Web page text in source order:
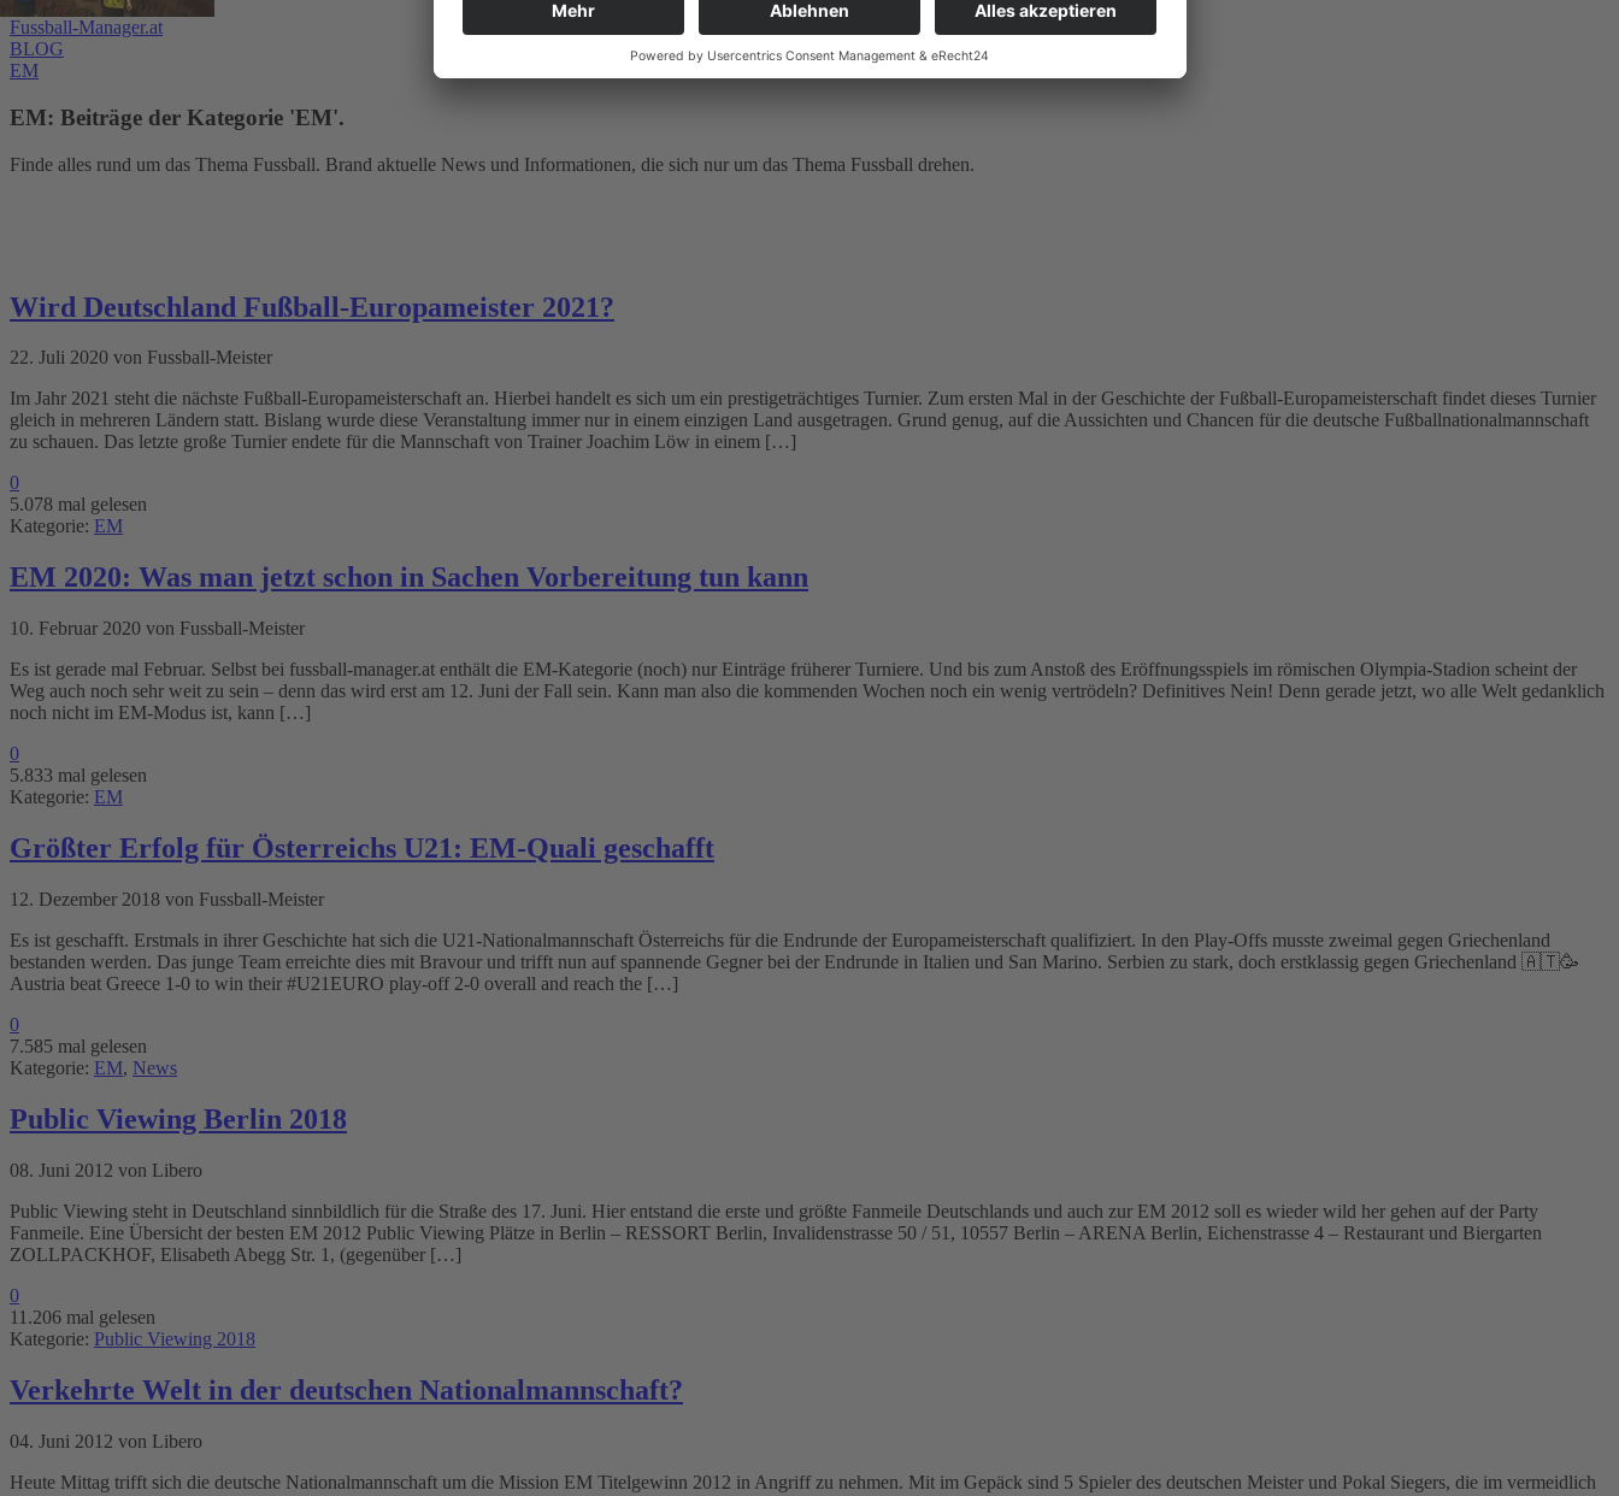
Fussball-Manager.at
BLOG
EM
EM: Beiträge der Kategorie 'EM'.
Finde alles rund um das Thema Fussball. Brand aktuelle News und Informationen, die sich nur um das Thema Fussball drehen.
Wird Deutschland Fußball-Europameister 2021?
22. Juli 2020 von Fussball-Meister
Im Jahr 2021 steht die nächste Fußball-Europameisterschaft an. Hierbei handelt es sich um ein prestigeträchtiges Turnier. Zum ersten Mal in der Geschichte der Fußball-Europameisterschaft findet dieses Turnier
gleich in mehreren Ländern statt. Bislang wurde diese Veranstaltung immer nur in einem einzigen Land ausgetragen. Grund genug, auf die Aussichten und Chancen für die deutsche Fußballnationalmannschaft
zu schauen. Das letzte große Turnier endete für die Mannschaft von Trainer Joachim Löw in einem […]
0
5.078 mal gelesen
Kategorie: EM
EM 2020: Was man jetzt schon in Sachen Vorbereitung tun kann
10. Februar 2020 von Fussball-Meister
Es ist gerade mal Februar. Selbst bei fussball-manager.at enthält die EM-Kategorie (noch) nur Einträge früherer Turniere. Und bis zum Anstoß des Eröffnungsspiels im römischen Olympia-Stadion scheint der
Weg auch noch sehr weit zu sein – denn das wird erst am 12. Juni der Fall sein. Kann man also die kommenden Wochen noch ein wenig vertrödeln? Definitives Nein! Denn gerade jetzt, wo alle Welt gedanklich
noch nicht im EM-Modus ist, kann […]
0
5.833 mal gelesen
Kategorie: EM
Größter Erfolg für Österreichs U21: EM-Quali geschafft
12. Dezember 2018 von Fussball-Meister
Es ist geschafft. Erstmals in ihrer Geschichte hat sich die U21-Nationalmannschaft Österreichs für die Endrunde der Europameisterschaft qualifiziert. In den Play-Offs musste zweimal gegen Griechenland
bestanden werden. Das junge Team erreichte dies mit Bravour und trifft nun auf spannende Gegner bei der Endrunde in Italien und San Marino. Serbien zu stark, doch erstklassig gegen Griechenland 🇦🇹🥳
Austria beat Greece 1-0 to win their #U21EURO play-off 2-0 overall and reach the […]
0
7.585 mal gelesen
Kategorie: EM, News
Public Viewing Berlin 2018
08. Juni 2012 von Libero
Public Viewing steht in Deutschland sinnbildlich für die Straße des 17. Juni. Hier entstand die erste und größte Fanmeile Deutschlands und auch zur EM 2012 soll es wieder wild her gehen auf der Party
Fanmeile. Eine Übersicht der besten EM 2012 Public Viewing Plätze in Berlin – RESSORT Berlin, Invalidenstrasse 50 / 51, 10557 Berlin – ARENA Berlin, Eichenstrasse 4 – Restaurant und Biergarten
ZOLLPACKHOF, Elisabeth Abegg Str. 1, (gegenüber […]
0
11.206 mal gelesen
Kategorie: Public Viewing 2018
Verkehrte Welt in der deutschen Nationalmannschaft?
04. Juni 2012 von Libero
Heute Mittag trifft sich die deutsche Nationalmannschaft um die Mission EM Titelgewinn 2012 in Angriff zu nehmen. Mit im Gepäck sind 5 Spieler des deutschen Meister und Pokal Siegers, die im vermeidlich